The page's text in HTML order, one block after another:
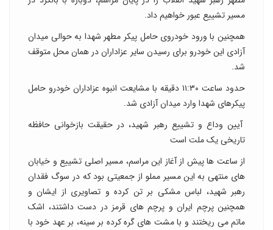
مسیر تشییع عبور خواهیم داد.
همچنین با ورود خودروی حامل پیکر مطهر شهدا به حوالی میدان
آزادی این خودرو برای رسیدن سایر عزاداران در همان محل متوقف
شد.
حدود ساعت ۱۱:۳۰ دقیقه با مشایعت انبوه عزاداران خودرو حامل
پیکرهای شهدا وارد میدان آزادی شد.
آیین وداع و تشییع رهبر شهید، در حقیقت بازخوانی حافظه
تاریخی یک ملت است
از ساعت ها پیش از آغاز این مراسم، مسیر اصلی تشییع و خیابان
های منتهی به این مسیر مملو از جمعیتی بود که در سوگ فقدان
رهبر شهید، لباس مشکی بر تن کرده و تصاویری از ایشان و
همچنین پرچم ایران و پرچم های قرمز در دست داشتند، اشک
ماتم می ریختند و با مشت های گره کرده بر سینه، بر عهد خود با